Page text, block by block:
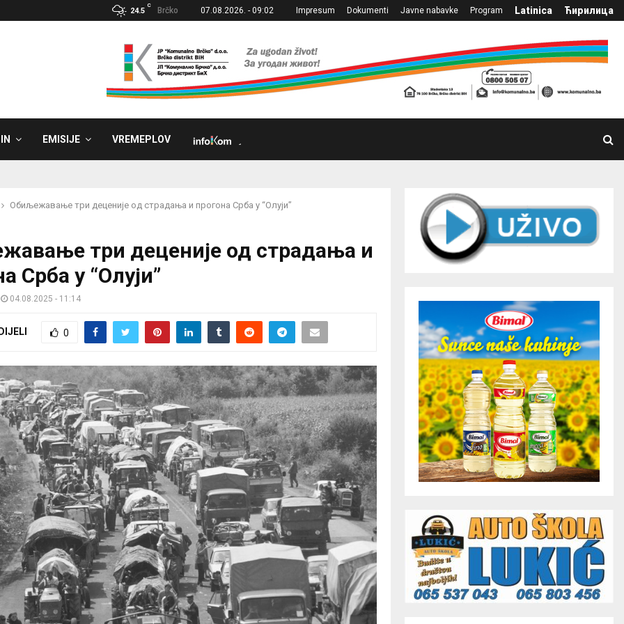
24.5
C
Brčko 07.08.2026. - 09:02 Impresum Dokumenti Javne nabavke Program Latinica Ћирилица
EMISIJE VREMEPLOV
Обиљежавање три деценије од страдања и прогона Срба у “Олуји”
три деценије од страдања и
Срба у “Олуји”
04.08.2025 - 11:14
0